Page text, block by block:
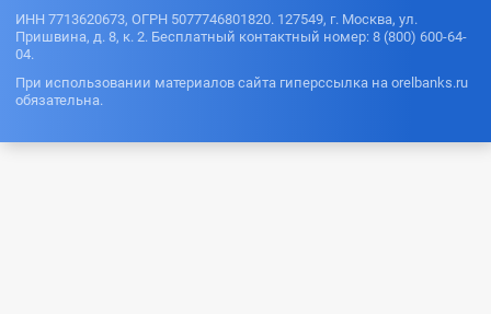
ИНН 7713620673, ОГРН 5077746801820. 127549, г. Москва, ул.
Пришвина, д. 8, к. 2. Бесплатный контактный номер: 8 (800) 600-64-
04.
При использовании материалов сайта гиперссылка на orelbanks.ru
обязательна.